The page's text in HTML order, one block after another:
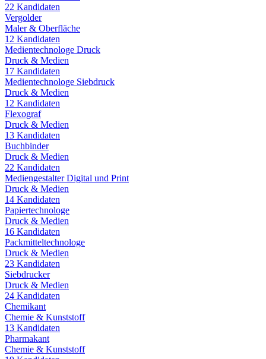
22 Kandidaten
Vergolder
Maler & Oberfläche
12 Kandidaten
Medientechnologe Druck
Druck & Medien
17 Kandidaten
Medientechnologe Siebdruck
Druck & Medien
12 Kandidaten
Flexograf
Druck & Medien
13 Kandidaten
Buchbinder
Druck & Medien
22 Kandidaten
Mediengestalter Digital und Print
Druck & Medien
14 Kandidaten
Papiertechnologe
Druck & Medien
16 Kandidaten
Packmitteltechnologe
Druck & Medien
23 Kandidaten
Siebdrucker
Druck & Medien
24 Kandidaten
Chemikant
Chemie & Kunststoff
13 Kandidaten
Pharmakant
Chemie & Kunststoff